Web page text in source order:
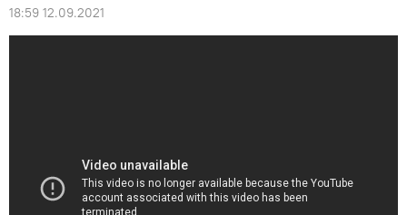
18:59 12.09.2021